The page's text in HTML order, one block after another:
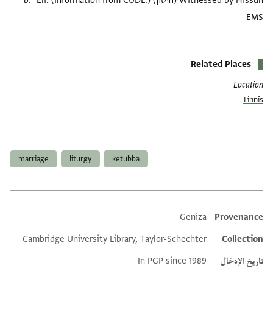
EMS
Related Places
Location
Tinnīs
ketubba
liturgy
marriage
Additional metadata
Provenance
Geniza
Collection
Cambridge University Library, Taylor-Schechter
تاريخ الإدخال
In PGP since 1989